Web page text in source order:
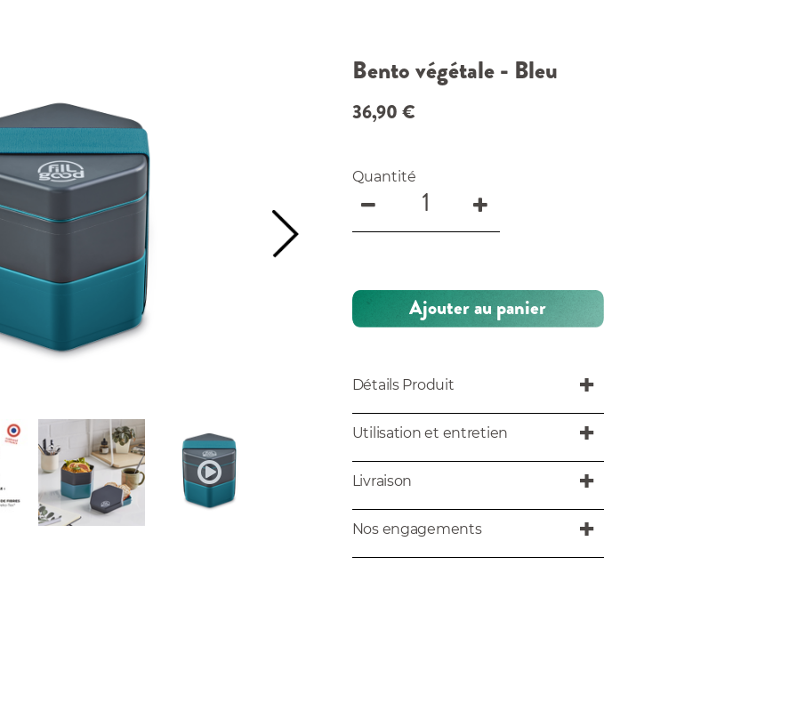
Bento végétale - Bleu
36,90 €
Quantité
Ajouter au panier
Détails Produit
Utilisation et entretien
Livraison
Nos engagements